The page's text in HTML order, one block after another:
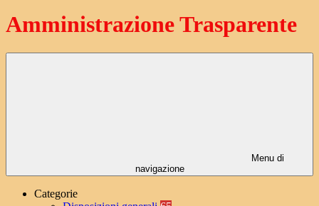
Amministrazione Trasparente
Menu di
navigazione
Categorie